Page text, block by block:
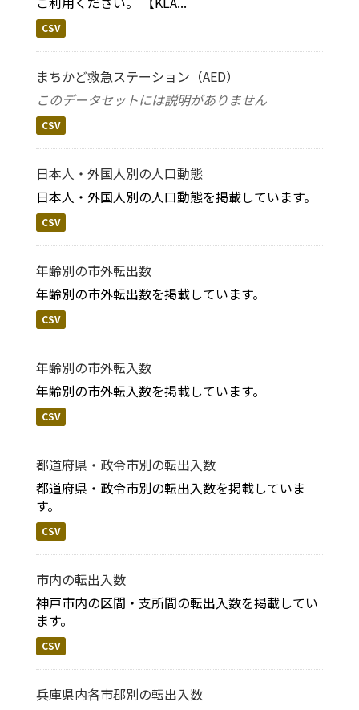
CSV
まちかど救急ステーション（AED）
このデータセットには説明がありません
CSV
日本人・外国人別の人口動態
日本人・外国人別の人口動態を掲載しています。
CSV
年齢別の市外転出数
年齢別の市外転出数を掲載しています。
CSV
年齢別の市外転入数
年齢別の市外転入数を掲載しています。
CSV
都道府県・政令市別の転出入数
都道府県・政令市別の転出入数を掲載していま
す。
CSV
市内の転出入数
神戸市内の区間・支所間の転出入数を掲載してい
ます。
CSV
兵庫県内各市郡別の転出入数